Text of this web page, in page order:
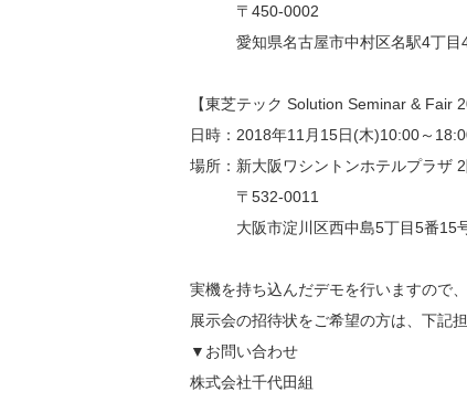
〒450-0002
愛知県名古屋市中村区名駅4丁目
【東芝テック Solution Seminar & Fair
日時：2018年11月15日(木)10:00～
場所：新大阪ワシントンホテルプラザ
〒532-0011
大阪市淀川区西中島5丁目5番15
実機を持ち込んだデモを行いますので
展示会の招待状をご希望の方は、下記
▼お問い合わせ
株式会社千代田組